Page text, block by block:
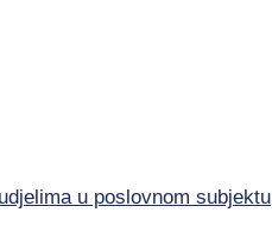
u poslovnom subjektu